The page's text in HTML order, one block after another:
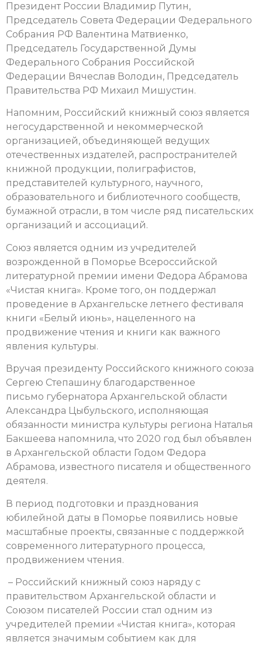
Президент России Владимир Путин,
Председатель Совета Федерации Федерального
Собрания РФ Валентина Матвиенко,
Председатель Государственной Думы
Федерального Собрания Российской
Федерации Вячеслав Володин, Председатель
Правительства РФ Михаил Мишустин.
Напомним, Российский книжный союз является
негосударственной и некоммерческой
организацией, объединяющей ведущих
отечественных издателей, распространителей
книжной продукции, полиграфистов,
представителей культурного, научного,
образовательного и библиотечного сообществ,
бумажной отрасли, в том числе ряд писательских
организаций и ассоциаций.
Союз является одним из учредителей
возрожденной в Поморье Всероссийской
литературной премии имени Федора Абрамова
«Чистая книга». Кроме того, он поддержал
проведение в Архангельске летнего фестиваля
книги «Белый июнь», нацеленного на
продвижение чтения и книги как важного
явления культуры.
Вручая президенту Российского книжного союза
Сергею Степашину благодарственное
письмо губернатора Архангельской области
Александра Цыбульского, исполняющая
обязанности министра культуры региона Наталья
Бакшеева напомнила, что 2020 год был объявлен
в Архангельской области Годом Федора
Абрамова, известного писателя и общественного
деятеля.
В период подготовки и празднования
юбилейной даты в Поморье появились новые
масштабные проекты, связанные с поддержкой
современного литературного процесса,
продвижением чтения.
– Российский книжный союз наряду с
правительством Архангельской области и
Союзом писателей России стал одним из
учредителей премии «Чистая книга», которая
является значимым событием как для